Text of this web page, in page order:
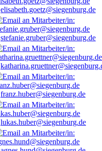
elisabeth.goetz@siegenburg.de
stefanie.gruber@siegenburg.de
franz.huber@siegenburg.de
lukas.huber@siegenburg.de